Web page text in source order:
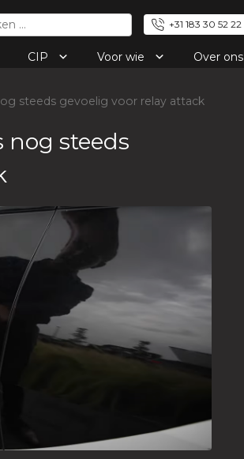
+31 183 30 52 22
CIP Voor wie Over ons
steeds gevoelig voor relay attack
nog steeds